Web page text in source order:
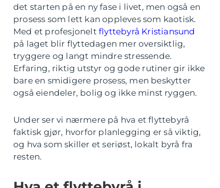
det starten på en ny fase i livet, men også en
prosess som lett kan oppleves som kaotisk.
Med et profesjonelt flyttebyrå Kristiansund
på laget blir flyttedagen mer oversiktlig,
tryggere og langt mindre stressende.
Erfaring, riktig utstyr og gode rutiner gir ikke
bare en smidigere prosess, men beskytter
også eiendeler, bolig og ikke minst ryggen.
Under ser vi nærmere på hva et flyttebyrå
faktisk gjør, hvorfor planlegging er så viktig,
og hva som skiller et seriøst, lokalt byrå fra
resten.